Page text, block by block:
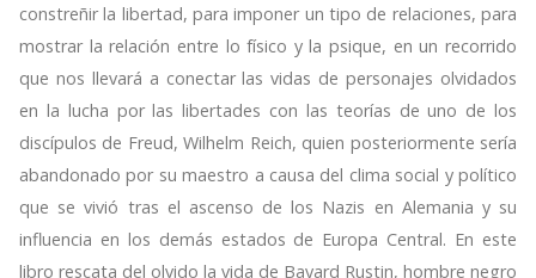
constreñir la libertad, para imponer un tipo de relaciones, para
mostrar la relación entre lo físico y la psique, en un recorrido
que nos llevará a conectar las vidas de personajes olvidados
en la lucha por las libertades con las teorías de uno de los
discípulos de Freud, Wilhelm Reich, quien posteriormente sería
abandonado por su maestro a causa del clima social y político
que se vivió tras el ascenso de los Nazis en Alemania y su
influencia en los demás estados de Europa Central. En este
libro rescata del olvido la vida de Bayard Rustin, hombre negro